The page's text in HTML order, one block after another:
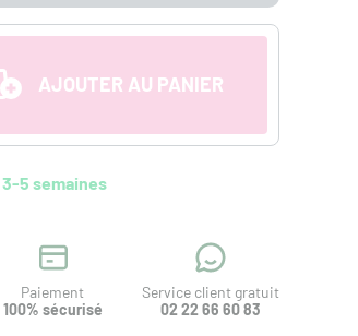
AJOUTER AU PANIER
5 semaines
Paiement
100% sécurisé
Service client gratuit
02 22 66 60 83